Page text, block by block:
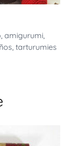
, amigurumi,
, tarturumies